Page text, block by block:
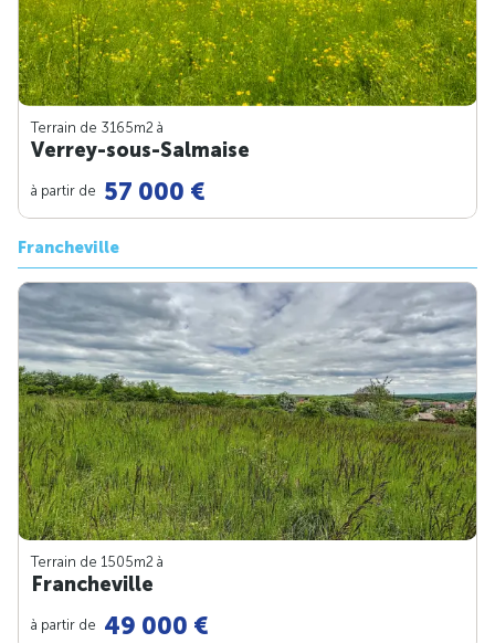
Terrain de 3165m2 à
Verrey-sous-Salmaise
à partir de 57 000 €
Francheville
Terrain de 1505m2 à
Francheville
à partir de 49 000 €